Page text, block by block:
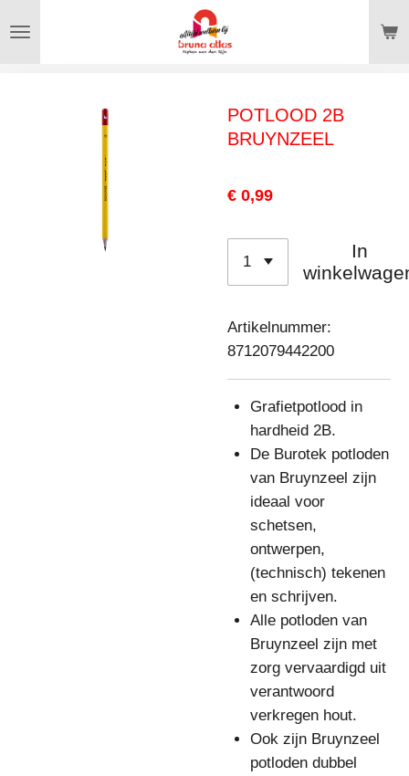
direct
POTLOOD 2B
BRUYNZEEL
€ 0,99
In
Artikelnummer:
8712079442200
Grafietpotlood in
hardheid 2B.
De Burotek potloden
van Bruynzeel zijn
ideaal voor
schetsen,
ontwerpen,
(technisch) tekenen
en schrijven.
Alle potloden van
Bruynzeel zijn met
zorg vervaardigd uit
verantwoord
verkregen hout.
Ook zijn Bruynzeel
potloden dubbel